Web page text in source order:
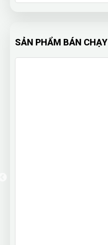
SẢN PHẨM BÁN CHẠY